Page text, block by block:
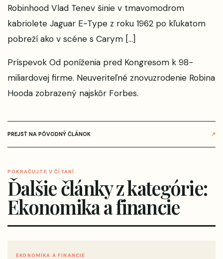
Robinhood Vlad Tenev šinie v tmavomodrom
kabriolete Jaguar E-Type z roku 1962 po kľukatom
pobreží ako v scéne s Carym […]
Príspevok Od poníženia pred Kongresom k 98-
miliardovej firme. Neuveriteľné znovuzrodenie Robina
Hooda zobrazený najskôr Forbes.
PREJSŤ NA PÔVODNÝ ČLÁNOK ↗
POKRAČUJTE V ČÍTANÍ
Ďalšie články z kategórie:
Ekonomika a financie
EKONOMIKA A FINANCIE